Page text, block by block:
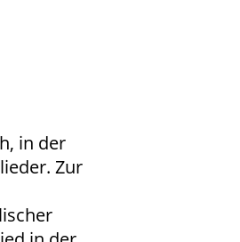
in der
Zur